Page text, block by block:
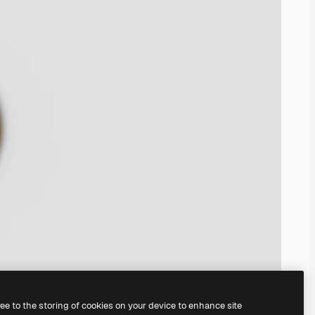
to the storing of cookies on your device to enhance site